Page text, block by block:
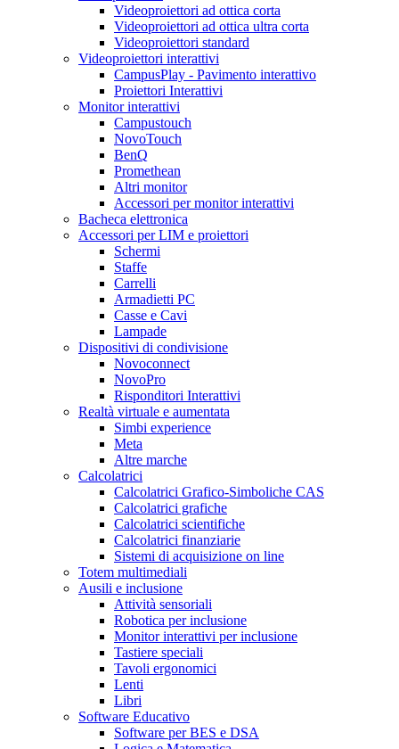
Videoproiettori ad ottica corta
Videoproiettori ad ottica ultra corta
Videoproiettori standard
Videoproiettori interattivi
CampusPlay - Pavimento interattivo
Proiettori Interattivi
Monitor interattivi
Campustouch
NovoTouch
BenQ
Promethean
Altri monitor
Accessori per monitor interattivi
Bacheca elettronica
Accessori per LIM e proiettori
Schermi
Staffe
Carrelli
Armadietti PC
Casse e Cavi
Lampade
Dispositivi di condivisione
Novoconnect
NovoPro
Risponditori Interattivi
Realtà virtuale e aumentata
Simbi experience
Meta
Altre marche
Calcolatrici
Calcolatrici Grafico-Simboliche CAS
Calcolatrici grafiche
Calcolatrici scientifiche
Calcolatrici finanziarie
Sistemi di acquisizione on line
Totem multimediali
Ausili e inclusione
Attività sensoriali
Robotica per inclusione
Monitor interattivi per inclusione
Tastiere speciali
Tavoli ergonomici
Lenti
Libri
Software Educativo
Software per BES e DSA